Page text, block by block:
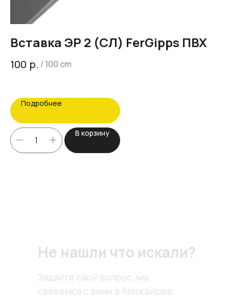
Вставка ЭР 2 (СЛ) FerGipps ПВХ
100 р. /100 cm
Подробнее
В корзину
Не нашли что искали?
Задайте свой вопрос, мы
свяжемся с вами в ближайшее